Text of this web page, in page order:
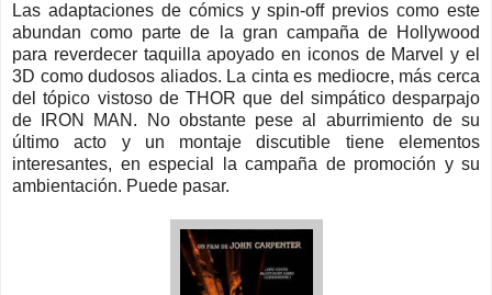
Las adaptaciones de cómics y spin-off previos como este
abundan como parte de la gran campaña de Hollywood
para reverdecer taquilla apoyado en iconos de Marvel y el
3D como dudosos aliados. La cinta es mediocre, más cerca
del tópico vistoso de THOR que del simpático desparpajo
de IRON MAN. No obstante pese al aburrimiento de su
último acto y un montaje discutible tiene elementos
interesantes, en especial la campaña de promoción y su
ambientación. Puede pasar.